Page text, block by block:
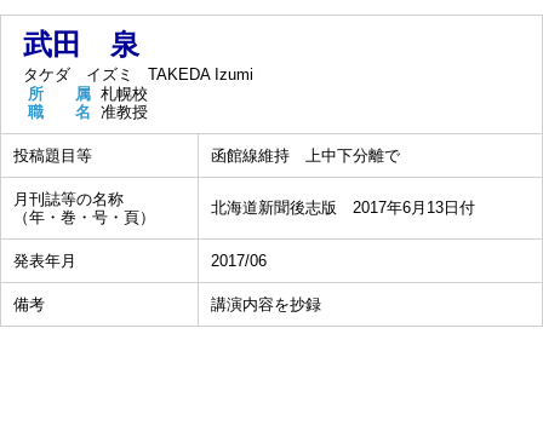
武田 泉
タケダ イズミ
TAKEDA Izumi
所 属 札幌校
職 名 准教授
投稿題目等 函館線維持 上中下分離で
月刊誌等の名称
（年・巻・号・頁）
北海道新聞後志版 2017年6月13日付
発表年月 2017/06
備考 講演内容を抄録